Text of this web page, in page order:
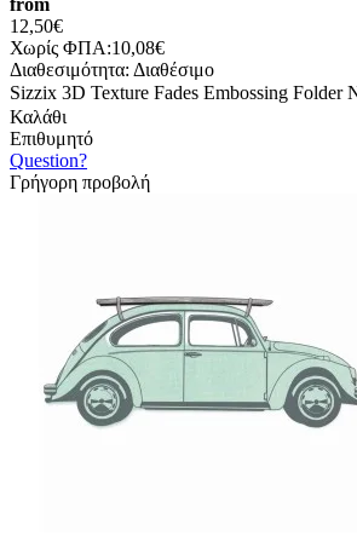
from
12,50€
Χωρίς ΦΠΑ:10,08€
Διαθεσιμότητα: Διαθέσιμο
Sizzix 3D Texture Fades Embossing
Καλάθι
Επιθυμητό
Question?
Γρήγορη προβολή